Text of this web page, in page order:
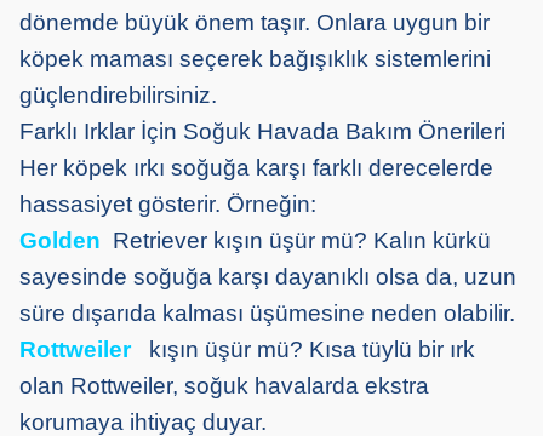
dönemde büyük önem taşır. Onlara uygun bir
köpek maması seçerek bağışıklık sistemlerini
güçlendirebilirsiniz.
Farklı Irklar İçin Soğuk Havada Bakım Önerileri
Her köpek ırkı soğuğa karşı farklı derecelerde
hassasiyet gösterir. Örneğin:
Golden Retriever kışın üşür mü? Kalın kürkü
sayesinde soğuğa karşı dayanıklı olsa da, uzun
süre dışarıda kalması üşümesine neden olabilir.
Rottweiler
kışın üşür mü? Kısa tüylü bir ırk
olan Rottweiler, soğuk havalarda ekstra
korumaya ihtiyaç duyar.